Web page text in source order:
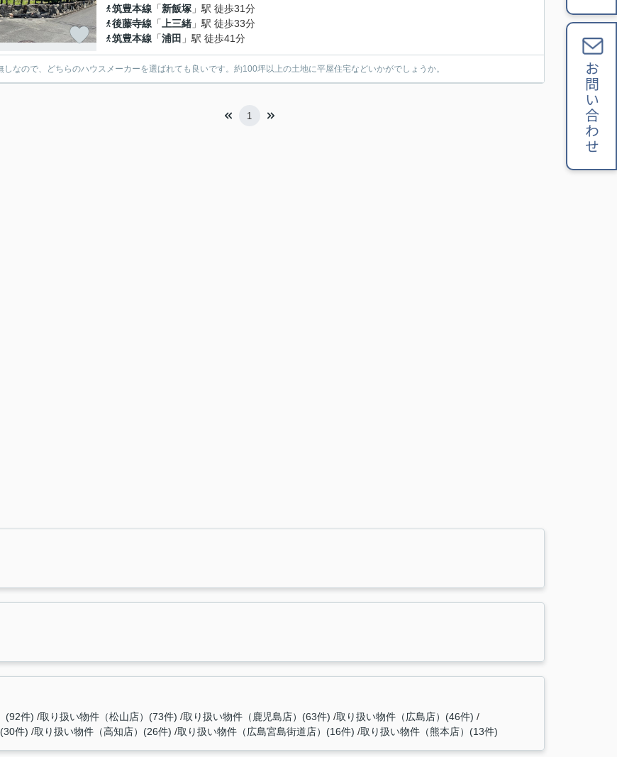
筑豊本線 「新飯塚 」駅 徒歩31分
後藤寺線 「 上三緒 」駅 徒歩33分
筑豊本線 「浦田 」駅 徒歩41分
しなので、どちらのハウスメーカーを選ばれても良いです。約100坪以上の土地に平屋住宅などいかがでしょうか。
1
(92件) 取り扱い物件（松山店）(73件) 取り扱い物件（鹿児島店）(63件) 取り扱い物件（広島店）(46件)
件) 取り扱い物件（高知店）(26件) 取り扱い物件（広島宮島街道店）(16件) 取り扱い物件（熊本店）(13件)
お問い合わせ